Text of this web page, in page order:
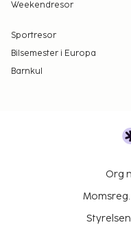
Weekendresor
Sportresor
Bilsemester i Europa
Barnkul
Org
Momsreg.